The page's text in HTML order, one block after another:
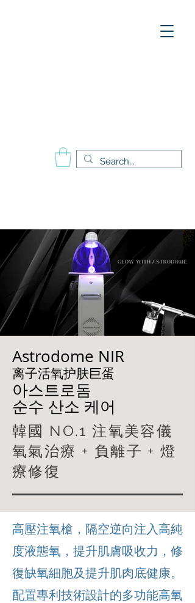
Astrodome NIR
离子活氧护肤巨蛋
아스트로돔
순수 산소 케어
韓國 NO.1 注氧美容儀
氧氣治療 + 負離子 + 燈
療修復
高壓注氧槍，隔空逆向注入高純
度液態氧，提升肌膚吸收力，修
復缺氧細胞及提升肌肉底健康。
配置專利技術設計的多功能高氧